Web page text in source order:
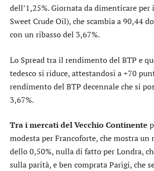
dell’1,25%. Giornata da dimenticare
Sweet Crude Oil), che scambia a 90,44
con un ribasso del 3,67%.
Lo Spreadtra il rendimento del BTP e
tedesco si riduce, attestandosi a +70
rendimento del BTP decennale che si
3,67%.
Tra i mercati del Vecchio Continente
modesta perFrancoforte, che mostra un
dello 0,50%, nulla di fatto perLondra,
sulla parità, e ben comprataParigi, che